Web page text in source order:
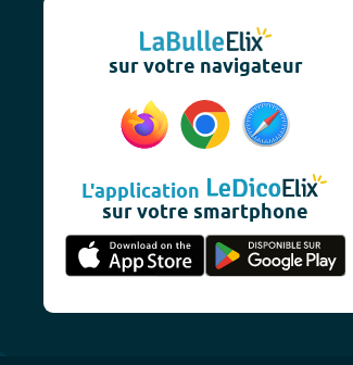
sur votre navigateur
L'application
sur votre smartphone